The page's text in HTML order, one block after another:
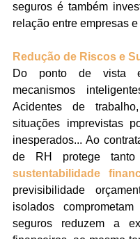
seguros é também
relação entre empresas
Redução de Riscos e
Do ponto de vista
mecanismos
Acidentes de
situações imprevistas
inesperados... Ao
sustentabilidade
previsibilidade
isolados
seguros reduzem a